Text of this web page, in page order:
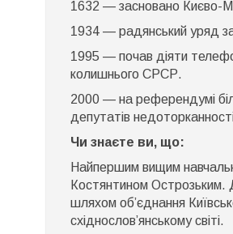
1632 — засновано Києво-
1934 — радянський уряд
1995 — почав діяти
колишнього СРСР.
2000 — на референдумі
депутатів
Чи знаєте ви, що:
Найпершим вищим
Костянтином Острозьким.
шляхом об’єднання
східнослов’янському світі.